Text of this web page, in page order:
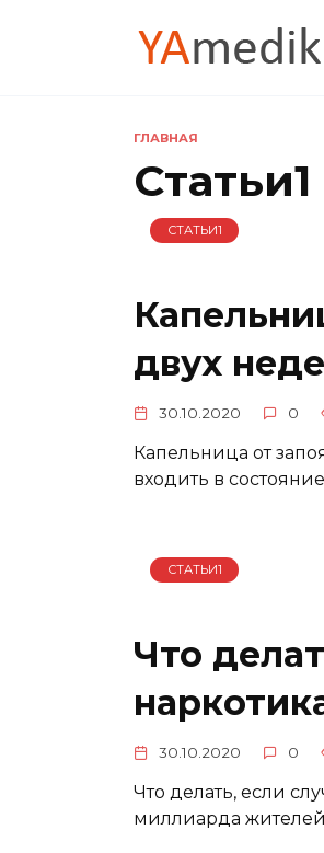
ГЛАВНАЯ
Статьи1
СТАТЬИ1
двух
30.10.2020 0
Капельница от
входить в
СТАТЬИ1
Что
30.10.2020 0
Что делать, если
миллиарда